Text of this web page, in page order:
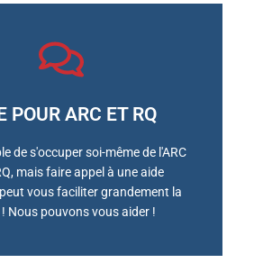
POUR ARC ET RQ
de s'occuper soi-même de l'ARC
mais faire appel à une aide
vous faciliter grandement la
Nous pouvons vous aider !